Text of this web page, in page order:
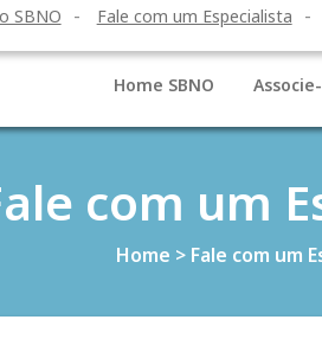
SBNO Fale com um Especialista
Home SBNO
com um
Home > Fale com um